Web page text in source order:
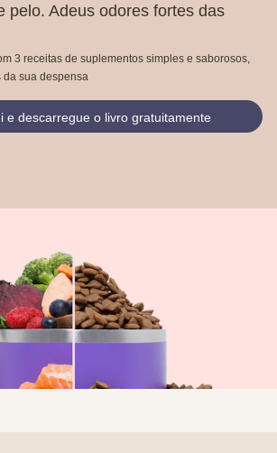
pelo. Adeus odores fortes das
3 receitas de suplementos simples e saborosos,
sua despensa
e descarregue o livro gratuitamente